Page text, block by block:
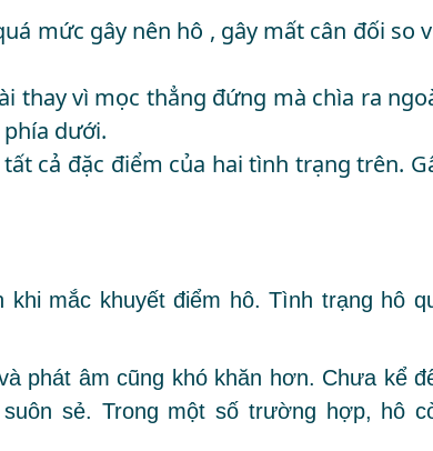
mức gây nên hô , gây mất cân đối so
thay vì mọc thẳng đứng mà chìa ra
dưới.
cả đặc điểm của hai tình trạng trên.
mắc khuyết điểm hô. Tình trạng hô
phát âm cũng khó khăn hơn. Chưa kể
sẻ. Trong một số trường hợp, hô